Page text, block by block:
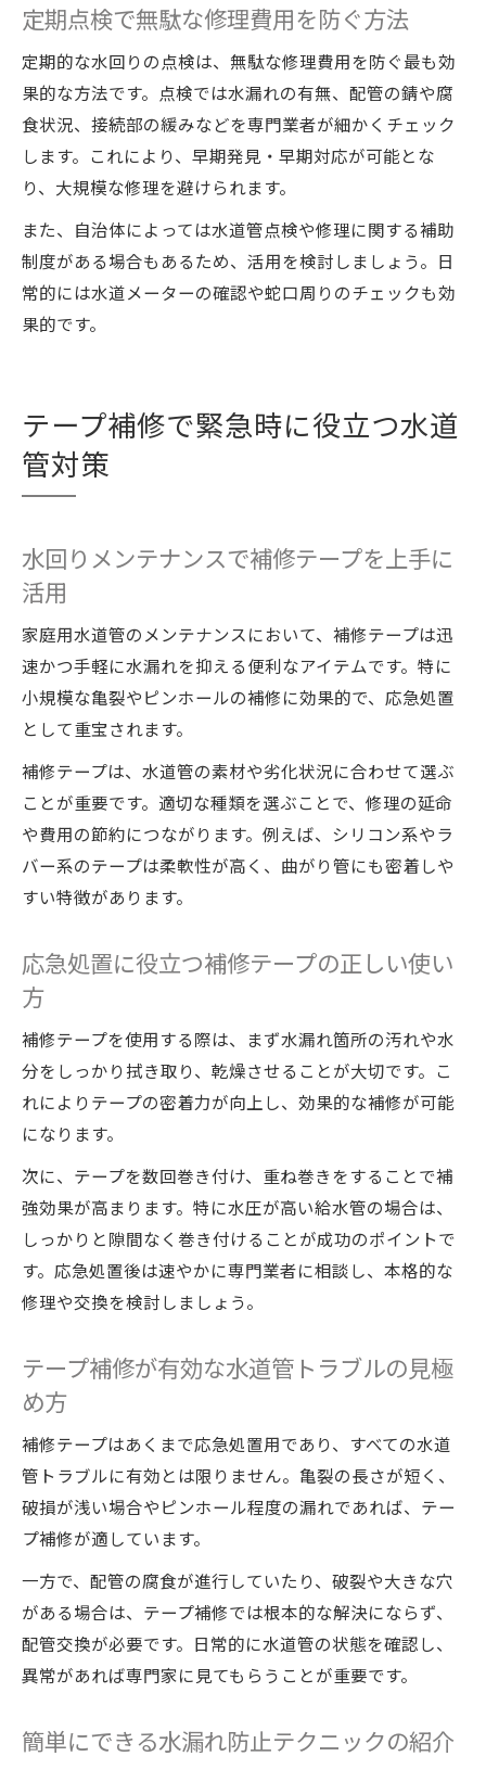
定期点検で無駄な修理費用を防ぐ方法
定期的な水回りの点検は、無駄な修理費用を防ぐ最も効
果的な方法です。点検では水漏れの有無、配管の錆や腐
食状況、接続部の緩みなどを専門業者が細かくチェック
します。これにより、早期発見・早期対応が可能とな
り、大規模な修理を避けられます。
また、自治体によっては水道管点検や修理に関する補助
制度がある場合もあるため、活用を検討しましょう。日
常的には水道メーターの確認や蛇口周りのチェックも効
果的です。
テープ補修で緊急時に役立つ水道
管対策
水回りメンテナンスで補修テープを上手に
活用
家庭用水道管のメンテナンスにおいて、補修テープは迅
速かつ手軽に水漏れを抑える便利なアイテムです。特に
小規模な亀裂やピンホールの補修に効果的で、応急処置
として重宝されます。
補修テープは、水道管の素材や劣化状況に合わせて選ぶ
ことが重要です。適切な種類を選ぶことで、修理の延命
や費用の節約につながります。例えば、シリコン系やラ
バー系のテープは柔軟性が高く、曲がり管にも密着しや
すい特徴があります。
応急処置に役立つ補修テープの正しい使い
方
補修テープを使用する際は、まず水漏れ箇所の汚れや水
分をしっかり拭き取り、乾燥させることが大切です。こ
れによりテープの密着力が向上し、効果的な補修が可能
になります。
次に、テープを数回巻き付け、重ね巻きをすることで補
強効果が高まります。特に水圧が高い給水管の場合は、
しっかりと隙間なく巻き付けることが成功のポイントで
す。応急処置後は速やかに専門業者に相談し、本格的な
修理や交換を検討しましょう。
テープ補修が有効な水道管トラブルの見極
め方
補修テープはあくまで応急処置用であり、すべての水道
管トラブルに有効とは限りません。亀裂の長さが短く、
破損が浅い場合やピンホール程度の漏れであれば、テー
プ補修が適しています。
一方で、配管の腐食が進行していたり、破裂や大きな穴
がある場合は、テープ補修では根本的な解決にならず、
配管交換が必要です。日常的に水道管の状態を確認し、
異常があれば専門家に見てもらうことが重要です。
簡単にできる水漏れ防止テクニックの紹介